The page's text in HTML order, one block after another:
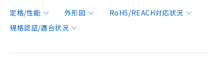
定格/性能 外形図
RoHS/REACH対応状況
規格認証/適合状況